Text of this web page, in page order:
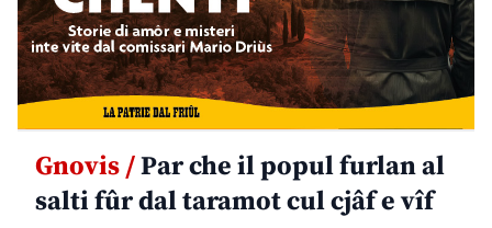
Gnovis /Par che il popul furlan al
salti fûr dal taramot cul cjâf e vîf